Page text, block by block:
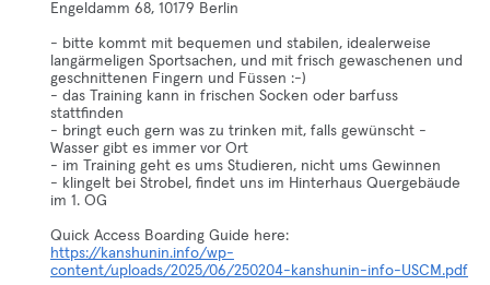
Engeldamm 68, 10179 Berlin
- bitte kommt mit bequemen und stabilen, idealerweise
langärmeligen Sportsachen, und mit frisch gewaschenen und
geschnittenen Fingern und Füssen :-)
- das Training kann in frischen Socken oder barfuss
stattfinden
- bringt euch gern was zu trinken mit, falls gewünscht -
Wasser gibt es immer vor Ort
- im Training geht es ums Studieren, nicht ums Gewinnen
- klingelt bei Strobel, findet uns im Hinterhaus Quergebäude
im 1. OG
https://kanshunin.info/wp-
content/uploads/2025/06/250204-kanshunin-info-USCM.pdf